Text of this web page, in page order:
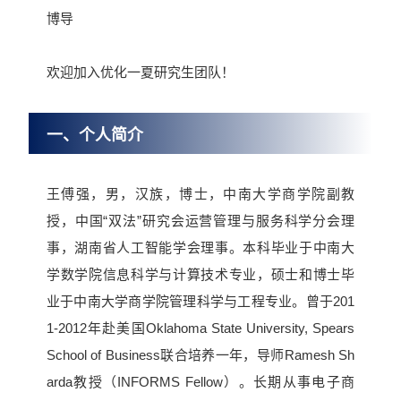
博导
欢迎加入优化一夏研究生团队！
一、个人简介
王傅强，男，汉族，博士，中南大学商学院副教
授，中国“双法”研究会运营管理与服务科学分会理
事，湖南省人工智能学会理事。本科毕业于中南大
学数学院信息科学与计算技术专业，硕士和博士毕
业于中南大学商学院管理科学与工程专业。曾于201
1-2012年赴美国Oklahoma State University, Spears
School of Business联合培养一年，导师Ramesh Sh
arda教授（INFORMS Fellow）。长期从事电子商